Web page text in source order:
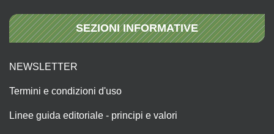
SEZIONI INFORMATIVE
NEWSLETTER
Termini e condizioni d'uso
Linee guida editoriale - principi e valori